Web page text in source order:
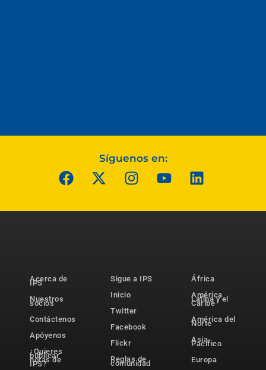
Síguenos en:
Acerca de
IPS
Nuestros
socios
Contáctenos
Apóyenos
¿Quieres
publicar
notas de
IPS?
Sigue a IPS
Inicio
Twitter
Facebook
Flickr
Reglas de
comunidad
África
América
Latina y el
Caribe
América del
Norte
Asia-
Pacífico
Europa